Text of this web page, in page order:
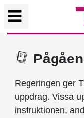
Regeringen ger
uppdrag. Vissa
instruktionen,